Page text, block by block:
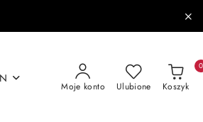
Moje konto Ulubione Koszyk
0